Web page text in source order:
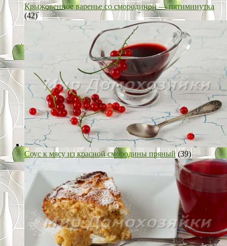
Крыжовенное варенье со смородиной — пятиминутка
(42)
Соус к мясу из красной смородины пряный (39)